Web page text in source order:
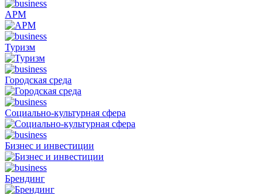
АРМ
Туризм
Городская среда
Социально-культурная сфера
Бизнес и инвестиции
Брендинг